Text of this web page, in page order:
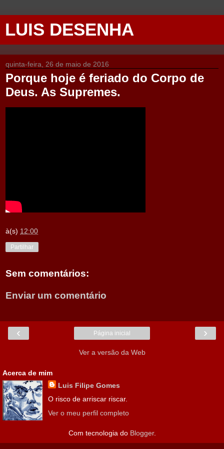
LUIS DESENHA
quinta-feira, 26 de maio de 2016
Porque hoje é feriado do Corpo de
Deus. As Supremes.
à(s) 12:00
Partilhar
Sem comentários:
Enviar um comentário
‹ ›
Página inicial
Ver a versão da Web
Acerca de mim
Luis Filipe Gomes
O risco de arriscar riscar.
Ver o meu perfil completo
Com tecnologia do Blogger.